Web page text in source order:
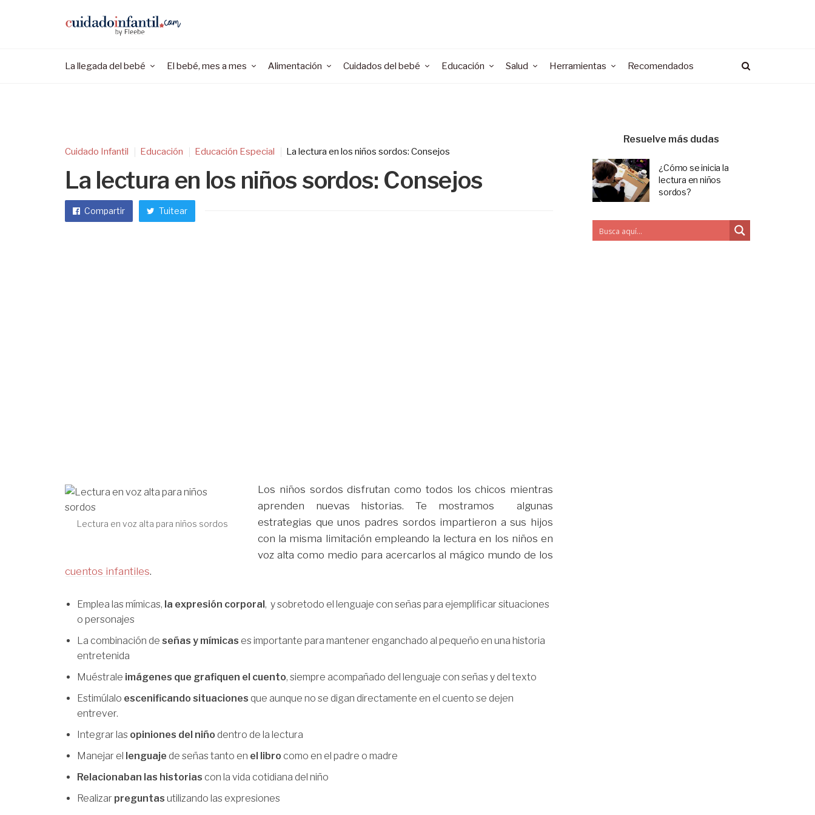
La llegada del bebé El bebé, mes a mes Alimentación Cuidados del bebé Educación Salud Herramientas Recomendados
Cuidado Infantil Educación Educación Especial La lectura en los niños sordos: Consejos
La lectura en los niños sordos: Consejos
Compartir Tuitear
Lectura en voz alta para niños sordos
Los niños sordos disfrutan como todos los chicos mientras
aprenden nuevas historias. Te mostramos algunas
estrategias que unos padres sordos impartieron a sus hijos
con la misma limitación empleando la lectura en los niños en
voz alta como medio para acercarlos al mágico mundo de los
cuentos infantiles.
Emplea las mímicas, la expresión corporal, y sobretodo el lenguaje con señas para ejemplificar situaciones
o personajes
La combinación de señas y mímicas es importante para mantener enganchado al pequeño en una historia
entretenida
Muéstrale imágenes que grafiquen el cuento, siempre acompañado del lenguaje con señas y del texto
Estimúlalo escenificando situaciones que aunque no se digan directamente en el cuento se dejen
entrever.
Integrar las opiniones del niño dentro de la lectura
Manejar el lenguaje de señas tanto en el libro como en el padre o madre
Relacionaban las historias con la vida cotidiana del niño
Realizar preguntas utilizando las expresiones
Resuelve más dudas
¿Cómo se inicia la
lectura en niños
sordos?